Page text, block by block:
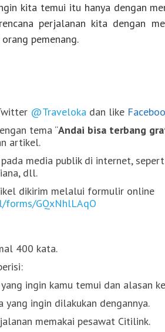
kita temui itu hanya dengan
perjalanan kita dengan
pemenang.
@Traveloka dan like
tema “Andai bisa terbang
artikel.
media publik di internet,
dll.
dikirim melalui formulir online
GQxNhlLAqO
400 kata.
ingin kamu temui dan alasan
yang ingin dilakukan dengannya.
memakai pesawat Citilink.